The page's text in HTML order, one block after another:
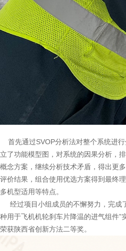
首先通过SVOP分析法对整个系统进
立了功能模型图，对系统的因果分析，
概念方案，继续分析技术矛盾，得出更
评价结果，组合使用优选方案得到最终
多机型适用等特点。
经过项目小组成员的不懈努力，完成
种用于飞机机轮刹车片降温的进气组件
荣获陕西省创新方法二等奖。